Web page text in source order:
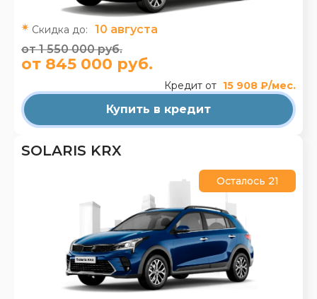
Скидка до:
10 августа
от 1 550 000 руб.
от 845 000 руб.
Кредит от 15 908 ₽/мес.
Купить в кредит
SOLARIS KRX
Осталось 21